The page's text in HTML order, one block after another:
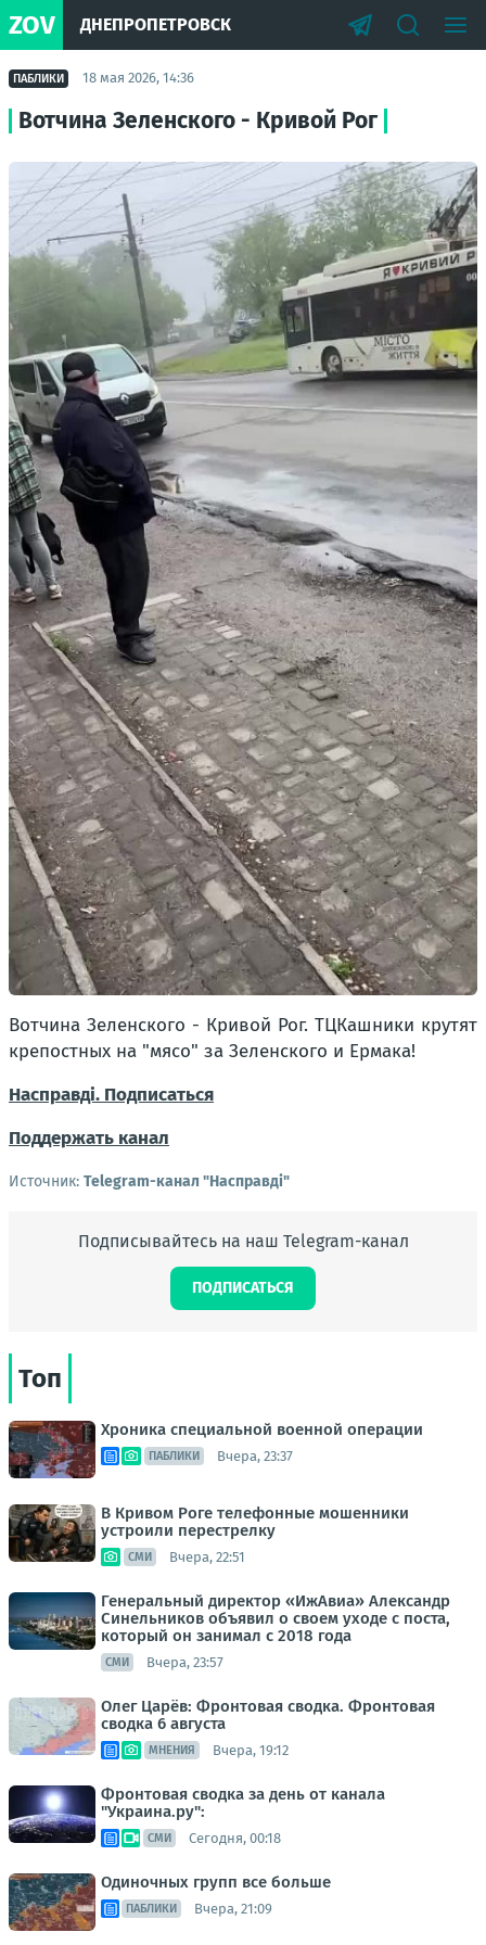
ZOV ДНЕПРОПЕТРОВСК
ПАБЛИКИ 18 мая 2026, 14:36
Вотчина Зеленского - Кривой Рог
Вотчина Зеленского - Кривой Рог. ТЦКашники крутят
крепостных на "мясо" за Зеленского и Ермака!
Насправді. Подписаться
Поддержать канал
Источник: Telegram-канал "Насправдi"
Подписывайтесь на наш Telegram-канал
ПОДПИСАТЬСЯ
Топ
Хроника специальной военной операции
ПАБЛИКИ Вчера, 23:37
В Кривом Роге телефонные мошенники
устроили перестрелку
СМИ Вчера, 22:51
Генеральный директор «ИжАвиа» Александр
Синельников объявил о своем уходе с поста,
который он занимал с 2018 года
СМИ Вчера, 23:57
Олег Царёв: Фронтовая сводка. Фронтовая
сводка 6 августа
МНЕНИЯ Вчера, 19:12
Фронтовая сводка за день от канала
"Украина.ру":
СМИ Сегодня, 00:18
Одиночных групп все больше
ПАБЛИКИ Вчера, 21:09